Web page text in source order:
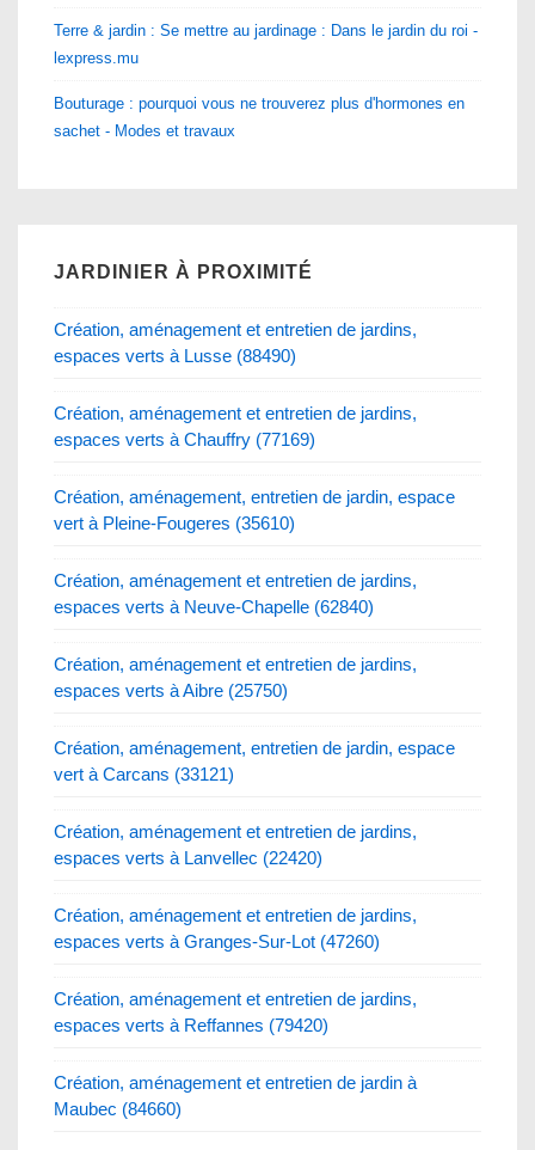
Terre & jardin : Se mettre au jardinage : Dans le jardin du roi -
lexpress.mu
Bouturage : pourquoi vous ne trouverez plus d'hormones en
sachet - Modes et travaux
JARDINIER À PROXIMITÉ
Création, aménagement et entretien de jardins,
espaces verts à Lusse (88490)
Création, aménagement et entretien de jardins,
espaces verts à Chauffry (77169)
Création, aménagement, entretien de jardin, espace
vert à Pleine-Fougeres (35610)
Création, aménagement et entretien de jardins,
espaces verts à Neuve-Chapelle (62840)
Création, aménagement et entretien de jardins,
espaces verts à Aibre (25750)
Création, aménagement, entretien de jardin, espace
vert à Carcans (33121)
Création, aménagement et entretien de jardins,
espaces verts à Lanvellec (22420)
Création, aménagement et entretien de jardins,
espaces verts à Granges-Sur-Lot (47260)
Création, aménagement et entretien de jardins,
espaces verts à Reffannes (79420)
Création, aménagement et entretien de jardin à
Maubec (84660)